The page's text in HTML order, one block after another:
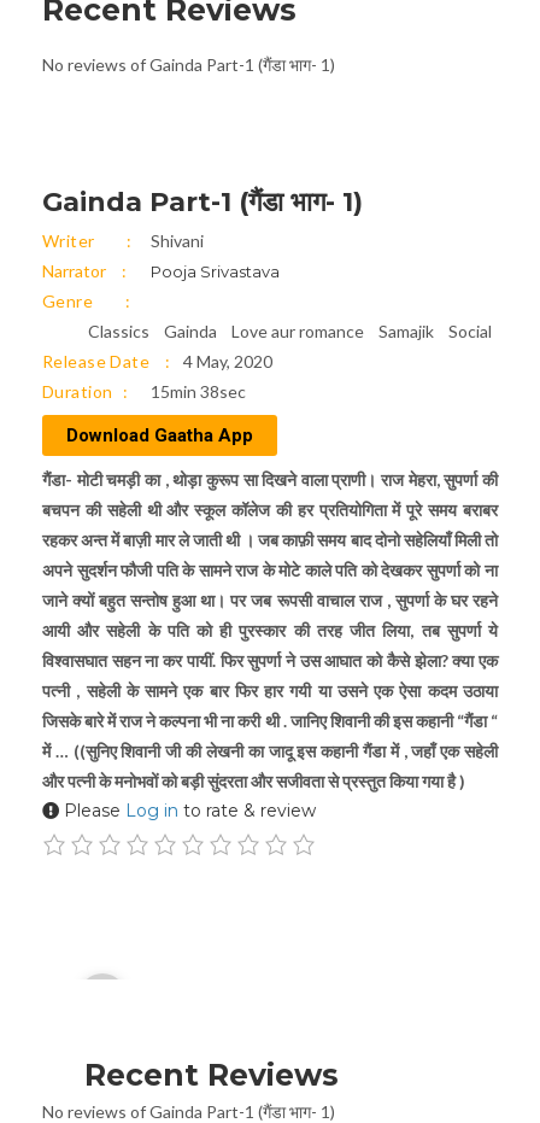
Recent Reviews
No reviews of Gainda Part-1 (गैंडा भाग- 1)
Gainda Part-1 (गैंडा भाग- 1)
Writer
Shivani
Narrator
Pooja Srivastava
Genre
Classics
Gainda Love aur romance Samajik
Social
Release Date
4 May, 2020
Duration
15min 38sec
Download Gaatha App
गैंडा- मोटी चमड़ी का , थोड़ा कुरूप सा दिखने वाला प्राणी। राज मेहरा, सुपर्णा की
बचपन की सहेली थी और स्कूल कॉलेज की हर प्रतियोगिता में पूरे समय बराबर
रहकर अन्त में बाज़ी मार ले जाती थी । जब काफ़ी समय बाद दोनो सहेलियाँ मिली तो
अपने सुदर्शन फौजी पति के सामने राज के मोटे काले पति को देखकर सुपर्णा को ना
जाने क्यों बहुत सन्तोष हुआ था। पर जब रूपसी वाचाल राज , सुपर्णा के घर रहने
आयी और सहेली के पति को ही पुरस्कार की तरह जीत लिया, तब सुपर्णा ये
विश्वासघात सहन ना कर पायीं. फिर सुपर्णा ने उस आघात को कैसे झेला? क्या एक
पत्नी , सहेली के सामने एक बार फिर हार गयी या उसने एक ऐसा कदम उठाया
जिसके बारे में राज ने कल्पना भी ना करी थी . जानिए शिवानी की इस कहानी “गैंडा “
में … ((सुनिए शिवानी जी की लेखनी का जादू इस कहानी गैंडा में , जहाँ एक सहेली
और पत्नी के मनोभवों को बड़ी सुंदरता और सजीवता से प्रस्तुत किया गया है )
Please Log in to rate & review
Player
Recent Reviews
No reviews of Gainda Part-1 (गैंडा भाग- 1)